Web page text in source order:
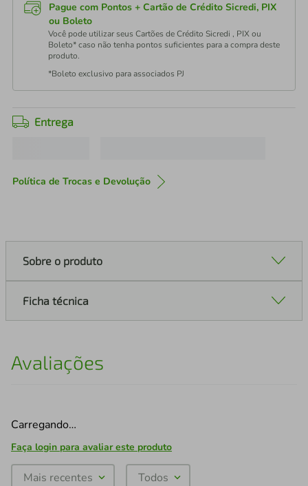
Pague com Pontos + Cartão de Crédito Sicredi, PIX
ou Boleto
Você pode utilizar seus Cartões de Crédito Sicredi , PIX ou
Boleto* caso não tenha pontos suficientes para a compra deste
produto.
*Boleto exclusivo para associados PJ
Entrega
Política de Trocas e Devolução
Sobre o produto
Ficha técnica
Avaliações
Carregando…
Faça login para avaliar este produto
Mais recentes Todos